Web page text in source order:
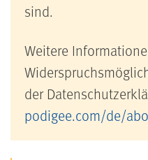
sind.
Weitere
der
podigee.com/de/